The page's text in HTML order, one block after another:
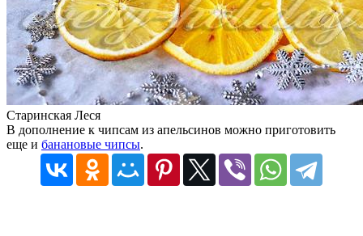
Старинская Леся
В дополнение к чипсам из апельсинов можно приготовить
еще и банановые чипсы.